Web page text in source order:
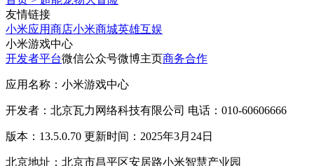
友情链接
小米应用商店小米商城英雄互娱
小米游戏中心
开发者平台微信公众号微博主页商务合作
应用名称：小米游戏中心
开发者：北京瓦力网络科技有限公司 电话：010-60606666
版本：13.5.0.70 更新时间：2025年3月24日
北京地址：北京市昌平区安居路小米智慧产业园